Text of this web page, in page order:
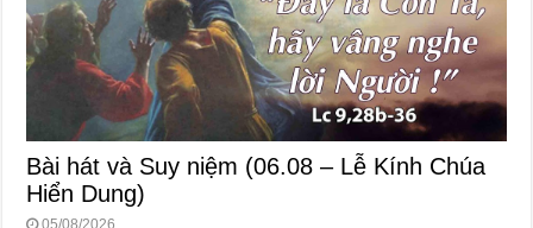
Bài hát và Suy niệm (06.08 – Lễ Kính Chúa
Hiển Dung)